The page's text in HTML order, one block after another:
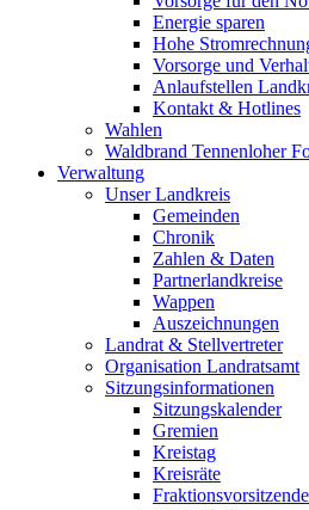
Energie sparen
Hohe
Vorsorge und
Anlaufstellen
Kontakt & Hotlines
Wahlen
Waldbrand Tennenloher
Verwaltung
Unser Landkreis
Gemeinden
Chronik
Zahlen & Daten
Partnerlandkreise
Wappen
Auszeichnungen
Landrat & Stellvertreter
Organisation Landratsamt
Sitzungsinformationen
Sitzungskalender
Gremien
Kreistag
Kreisräte
Fraktionsvorsitzende